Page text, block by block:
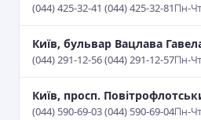
(044) 425-32-41 (044) 425-32-81Пн-
Київ, бульвар Вацлава
(044) 291-12-56 (044) 291-12-57Пн-
Київ, просп.
(044) 590-69-03 (044) 590-69-04Пн-